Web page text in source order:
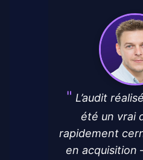
L’audit
été un vrai
rapidement
en acquisition